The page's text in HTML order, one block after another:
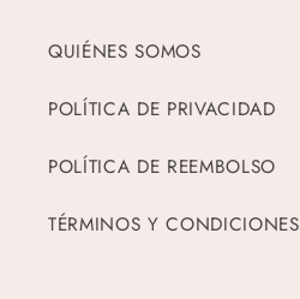
QUIÉNES SOMOS
POLÍTICA DE PRIVACIDAD
POLÍTICA DE REEMBOLSO
TÉRMINOS Y CONDICIONES